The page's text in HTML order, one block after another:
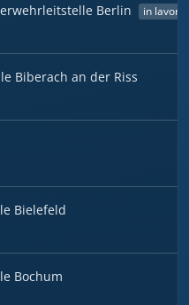
Berlin
in
Biberach an der Riss
Bielefeld
Bochum